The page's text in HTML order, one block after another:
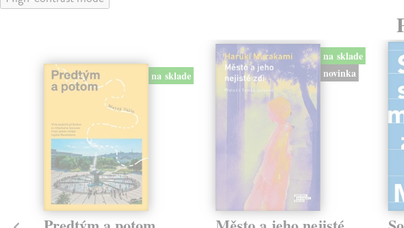
na sklade
na sklade
novinka